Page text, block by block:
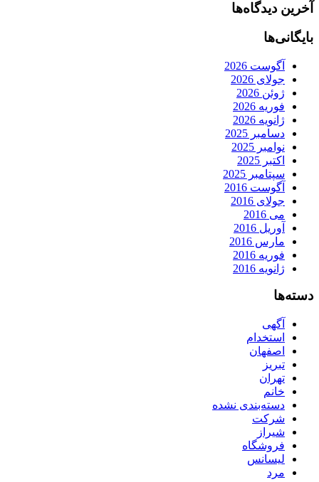
آخرین دیدگاه‌ها
بایگانی‌ها
آگوست 2026
جولای 2026
ژوئن 2026
فوریه 2026
ژانویه 2026
دسامبر 2025
نوامبر 2025
اکتبر 2025
سپتامبر 2025
آگوست 2016
جولای 2016
می 2016
آوریل 2016
مارس 2016
فوریه 2016
ژانویه 2016
دسته‌ها
آگهی
استخدام
اصفهان
تبریز
تهران
خانم
دسته‌بندی نشده
شرکت
شیراز
فروشگاه
لیسانس
مرد